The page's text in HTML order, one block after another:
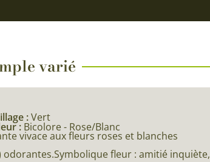
varié
:Vert
: Bicolore - Rose/Blanc
vivace aux fleurs roses et blanches
fleur : amitié inquiète,